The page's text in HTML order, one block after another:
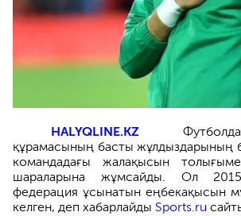
HALYQLINE.KZ
құрамасының басты жұлдыздарының
командадағы жалақысын
шараларына жұмсайды. Ол
федерация ұсынатын еңбекақысын
келген, деп хабарлайды Sports.ru